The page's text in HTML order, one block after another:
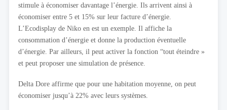
stimule à économiser davantage l’énergie. Ils arrivent ainsi à
économiser entre 5 et 15% sur leur facture d’énergie.
L’Ecodisplay de Niko en est un exemple. Il affiche la
consommation d’énergie et donne la production éventuelle
d’énergie. Par ailleurs, il peut activer la fonction “tout éteindre »
et peut proposer une simulation de présence.
Delta Dore affirme que pour une habitation moyenne, on peut
économiser jusqu’à 22% avec leurs systèmes.